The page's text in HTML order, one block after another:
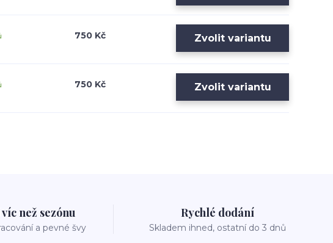
750 Kč Zvolit variantu
750 Kč Zvolit variantu
než sezónu
a pevné švy
Rychlé dodání
Skladem ihned, ostatní do 3 dnů